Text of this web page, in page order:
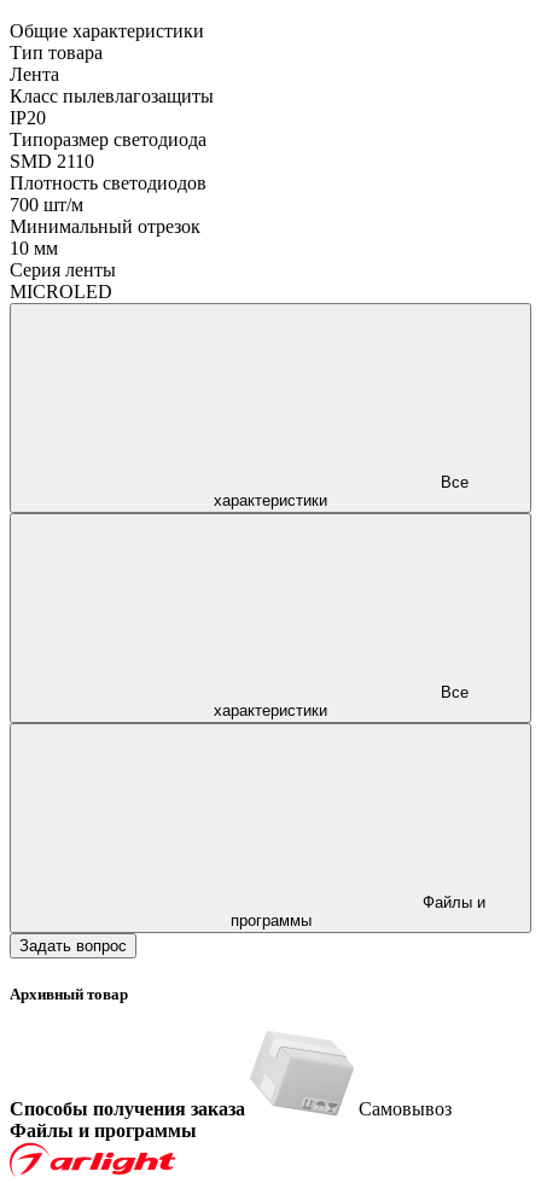
Общие характеристики
Тип товара
Лента
Класс пылевлагозащиты
IP20
Типоразмер светодиода
SMD 2110
Плотность светодиодов
700 шт/м
Минимальный отрезок
10 мм
Серия ленты
MICROLED
характеристики
характеристики
программы
Задать вопрос
Архивный товар
Способы получения заказа
Самовывоз
Файлы и программы